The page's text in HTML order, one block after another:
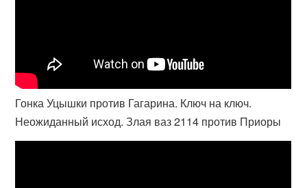
Гонка Уцышки против Гагарина. Ключ на ключ.
Неожиданный исход. Злая ваз 2114 против Приоры